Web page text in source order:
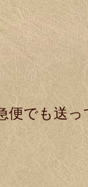
でも送っ